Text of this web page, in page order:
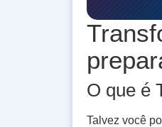
O que é
Talvez você